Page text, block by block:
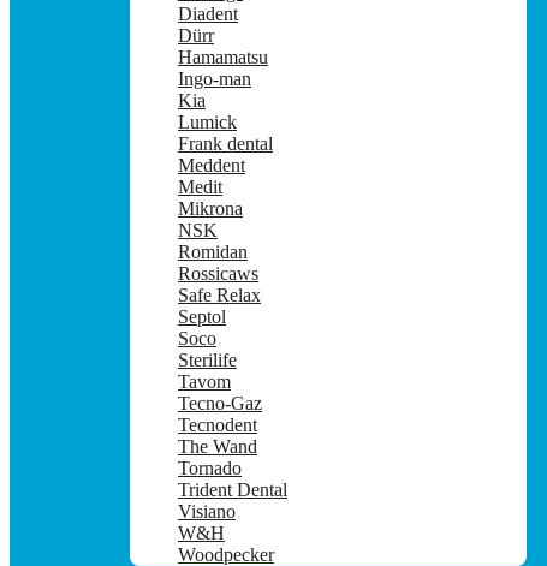
Diadent
Dürr
Hamamatsu
Ingo-man
Kia
Lumick
Frank dental
Meddent
Medit
Mikrona
NSK
Romidan
Rossicaws
Safe Relax
Septol
Soco
Sterilife
Tavom
Tecno-Gaz
Tecnodent
The Wand
Tornado
Trident Dental
Visiano
W&H
Woodpecker